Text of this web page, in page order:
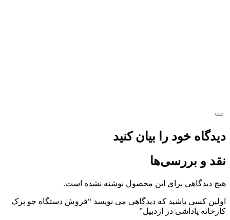
دیدگاه خود را بیان کنید
نقد و بررسی‌ها
هیچ دیدگاهی برای این محصول نوشته نشده است.
اولین کسی باشید که دیدگاهی می نویسد “فروش دستگاه جو پرک
کارخانه پاداشی در اردبیل”